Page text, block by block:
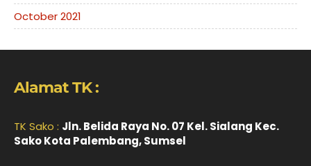
October 2021
Alamat TK :
TK Sako : Jln. Belida Raya No. 07 Kel. Sialang Kec.
Sako Kota Palembang, Sumsel